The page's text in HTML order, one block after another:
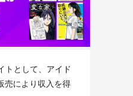
として、 アイド
売により収入を得